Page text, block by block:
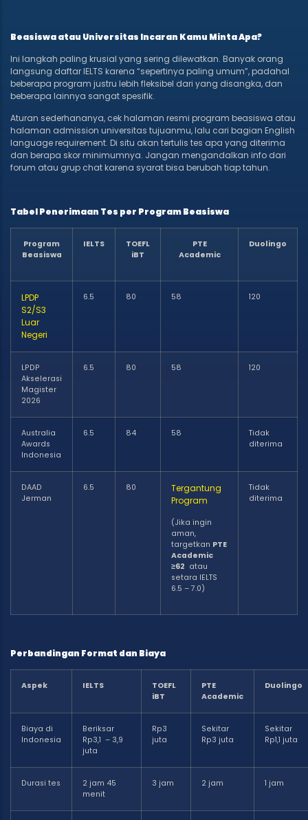
Beasiswa atau Universitas Incaran Kamu Minta Apa?
Ini langkah paling krusial yang sering dilewatkan. Banyak orang
langsung daftar IELTS karena “sepertinya paling umum”, padahal
beberapa program justru lebih fleksibel dari yang disangka, dan
beberapa lainnya sangat spesifik.
Aturan sederhananya, cek halaman resmi program beasiswa atau
halaman admission universitas tujuanmu, lalu cari bagian English
language requirement. Di situ akan tertulis tes apa yang diterima
dan berapa skor minimumnya. Jangan mengandalkan info dari
forum atau grup chat karena syarat bisa berubah tiap tahun.
Tabel Penerimaan Tes per Program Beasiswa
Program
Beasiswa
IELTS
TOEFL
iBT
PTE
Academic
Duolingo
LPDP
S2/S3
Luar
Negeri
6.5 80 58 120
LPDP
Akselerasi
Magister
2026
6.5 80 58 120
Australia
Awards
Indonesia
6.5 84 58
Tidak
diterima
DAAD
Jerman
6.5 80
Tergantung
Program
(Jika ingin
aman,
targetkan PTE
Academic
≥62 atau
setara IELTS
6.5 – 7.0)
Tidak
diterima
Perbandingan Format dan Biaya
Aspek IELTS
TOEFL
iBT
PTE
Academic
Duolingo
Biaya di
Indonesia
Beriksar
Rp3,1 – 3,9
juta
Rp3
juta
Sekitar
Rp3 juta
Sekitar
Rp1,1 juta
Durasi tes
2 jam 45
menit
3 jam 2 jam 1 jam